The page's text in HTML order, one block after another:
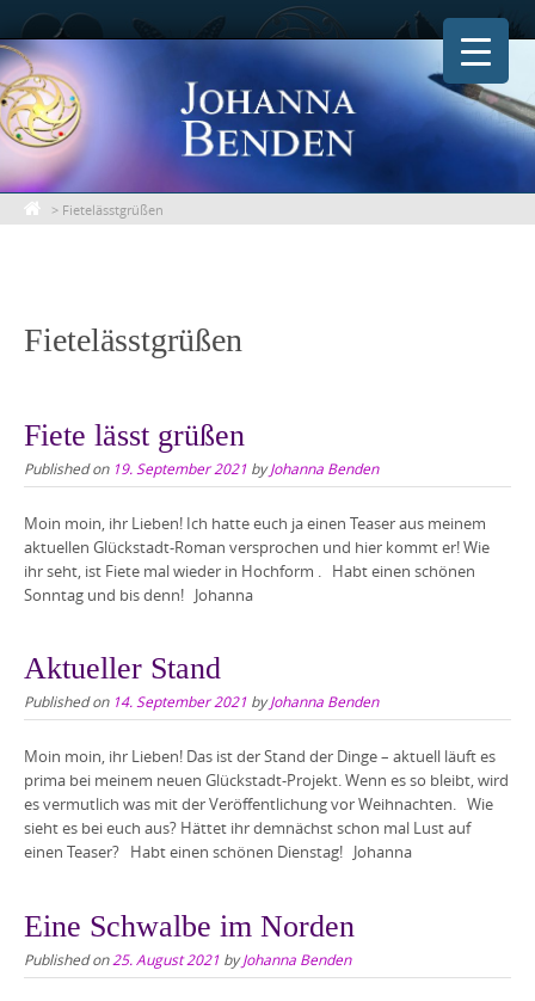
Skip
to
content
> Fietelässtgrüßen
Fietelässtgrüßen
Fiete lässt grüßen
Published on 19. September 2021 byJohanna Benden
Moin moin, ihr Lieben! Ich hatte euch ja einen Teaser aus meinem
aktuellen Glückstadt-Roman versprochen und hier kommt er! Wie
ihr seht, ist Fiete mal wieder in Hochform . Habt einen schönen
Sonntag und bis denn! Johanna
Aktueller Stand
Published on 14. September 2021 byJohanna Benden
Moin moin, ihr Lieben! Das ist der Stand der Dinge – aktuell läuft es
prima bei meinem neuen Glückstadt-Projekt. Wenn es so bleibt, wird
es vermutlich was mit der Veröffentlichung vor Weihnachten. Wie
sieht es bei euch aus? Hättet ihr demnächst schon mal Lust auf
einen Teaser? Habt einen schönen Dienstag! Johanna
Eine Schwalbe im Norden
Published on25. August 2021 byJohanna Benden